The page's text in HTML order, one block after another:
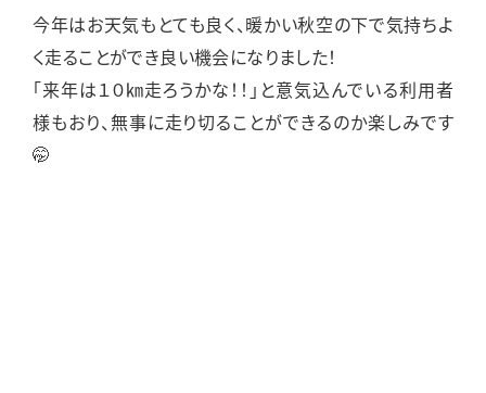
今年はお天気もとても良く、暖かい秋空の下で気持ちよ
く走ることができ良い機会になりました！
「来年は１０㎞走ろうかな！！」と意気込んでいる利用者
様もおり、無事に走り切ることができるのか楽しみです
🤭